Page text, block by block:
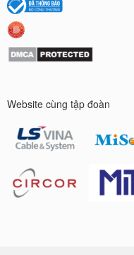
Website cùng tập đoàn